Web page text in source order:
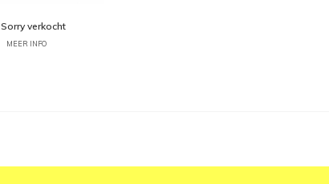
Sorry verkocht
MEER INFO